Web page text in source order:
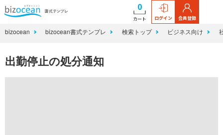
0
カート ログイン 会員登録
bizocean bizocean書式テンプレ 検索トップ ビジネス向け
出勤停止の処分通知